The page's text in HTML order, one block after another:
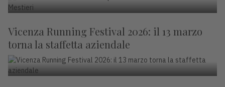
Vicenza Running Festival 2026: il 13 marzo
torna la staffetta aziendale